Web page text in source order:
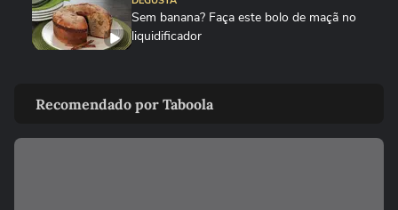
Sem banana? Faça este bolo de maçã no
liquidificador
padaria, mas gastando pouco
DEGUSTA
Recomendado por Taboola